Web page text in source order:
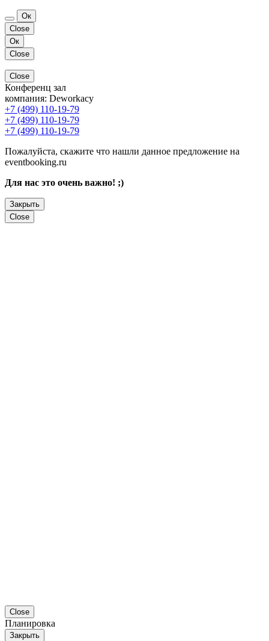
Ок
Close
Ок
Close
Close
Конференц зал
компания: Deworkacy
+7 (499) 110-19-79
+7 (499) 110-19-79
+7 (499) 110-19-79
Пожалуйста, скажите что нашли данное предложение на
eventbooking.ru
Для нас это очень важно! ;)
Закрыть
Close
Close
Планировка
Закрыть